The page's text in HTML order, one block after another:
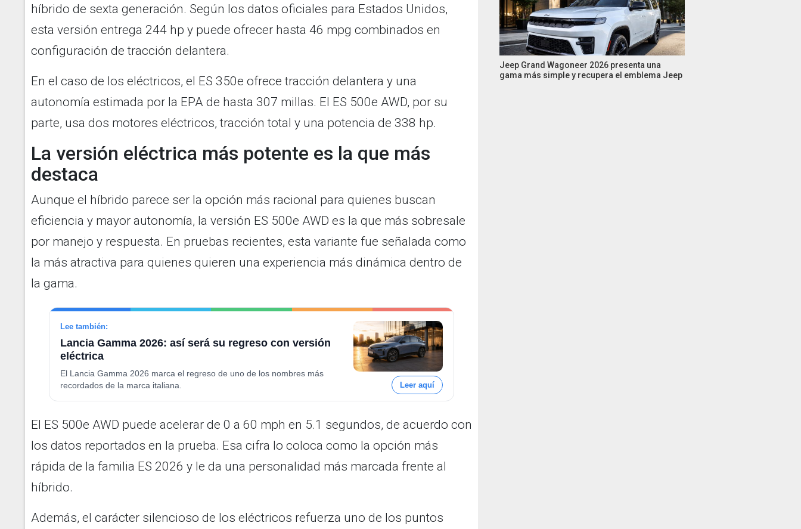
híbrido de sexta generación. Según los datos oficiales para Estados Unidos,
esta versión entrega 244 hp y puede ofrecer hasta 46 mpg combinados en
configuración de tracción delantera.
En el caso de los eléctricos, el ES 350e ofrece tracción delantera y una
autonomía estimada por la EPA de hasta 307 millas. El ES 500e AWD, por su
parte, usa dos motores eléctricos, tracción total y una potencia de 338 hp.
La versión eléctrica más potente es la que más
destaca
Aunque el híbrido parece ser la opción más racional para quienes buscan
eficiencia y mayor autonomía, la versión ES 500e AWD es la que más sobresale
por manejo y respuesta. En pruebas recientes, esta variante fue señalada como
la más atractiva para quienes quieren una experiencia más dinámica dentro de
la gama.
Lee también:
Lancia Gamma 2026: así será su regreso con versión
eléctrica
El Lancia Gamma 2026 marca el regreso de uno de los nombres más
recordados de la marca italiana.
Leer aquí
El ES 500e AWD puede acelerar de 0 a 60 mph en 5.1 segundos, de acuerdo con
los datos reportados en la prueba. Esa cifra lo coloca como la opción más
rápida de la familia ES 2026 y le da una personalidad más marcada frente al
híbrido.
Además, el carácter silencioso de los eléctricos refuerza uno de los puntos
Jeep Grand Wagoneer 2026 presenta una
gama más simple y recupera el emblema Jeep